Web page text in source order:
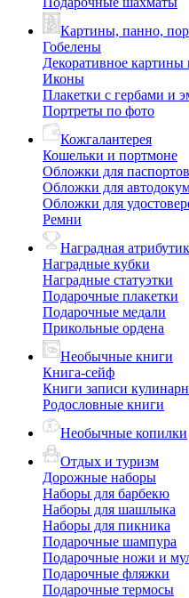
Картины, панно,
Гобелены
Декоративное картины
Иконы
Плакетки с гербами и
Портреты по фото
Кожгалантерея
Кошельки и портмоне
Обложки для паспортов
Обложки для
Обложки для
Ремни
Наградная
Наградные кубки
Наградные статуэтки
Подарочные плакетки
Подарочные медали
Прикольные ордена
Необычные книги
Книга-сейф
Книги записи
Родословные книги
Необычные копилки
Отдых и туризм
Дорожные наборы
Наборы для барбекю
Наборы для шашлыка
Наборы для пикника
Подарочные шампура
Подарочные ножи и
Подарочные фляжки
Подарочные термосы